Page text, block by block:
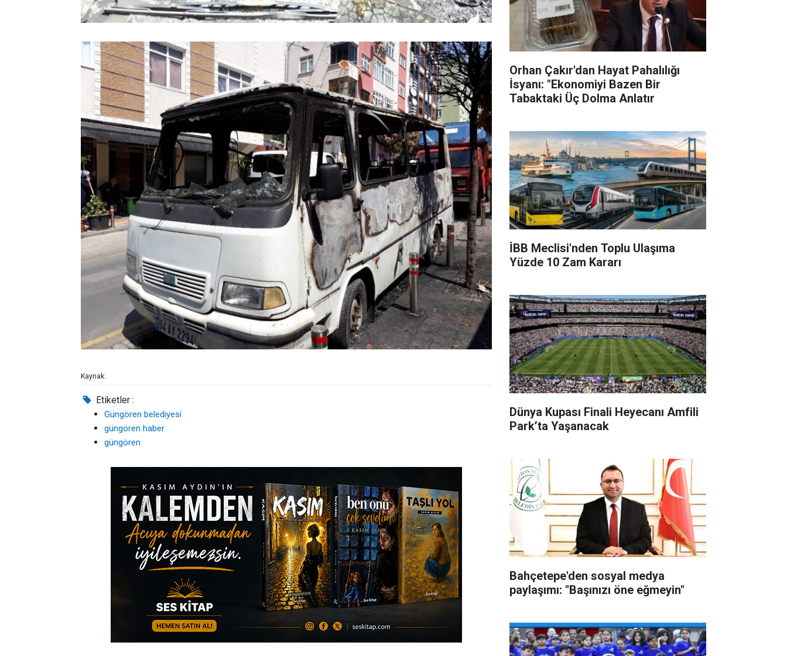
Kaynak:
Etiketler :
Güngören belediyesi
güngören haber
güngören
Orhan Çakır'dan Hayat Pahalılığı
İsyanı: "Ekonomiyi Bazen Bir
Tabaktaki Üç Dolma Anlatır
İBB Meclisi'nden Toplu Ulaşıma
Yüzde 10 Zam Kararı
Dünya Kupası Finali Heyecanı Amfili
Park’ta Yaşanacak
Bahçetepe'den sosyal medya
paylaşımı: "Başınızı öne eğmeyin"